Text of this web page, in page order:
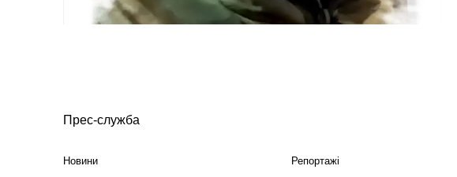
Прес-служба
Новини
Репортажі